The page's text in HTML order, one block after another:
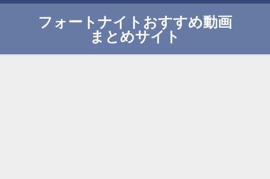
フォートナイトおすすめ動画
まとめサイト